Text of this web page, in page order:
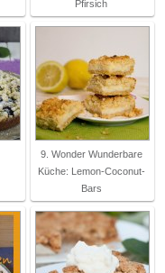
Pfirsich
9. Wonder Wunderbare
Küche: Lemon-Coconut-
Bars